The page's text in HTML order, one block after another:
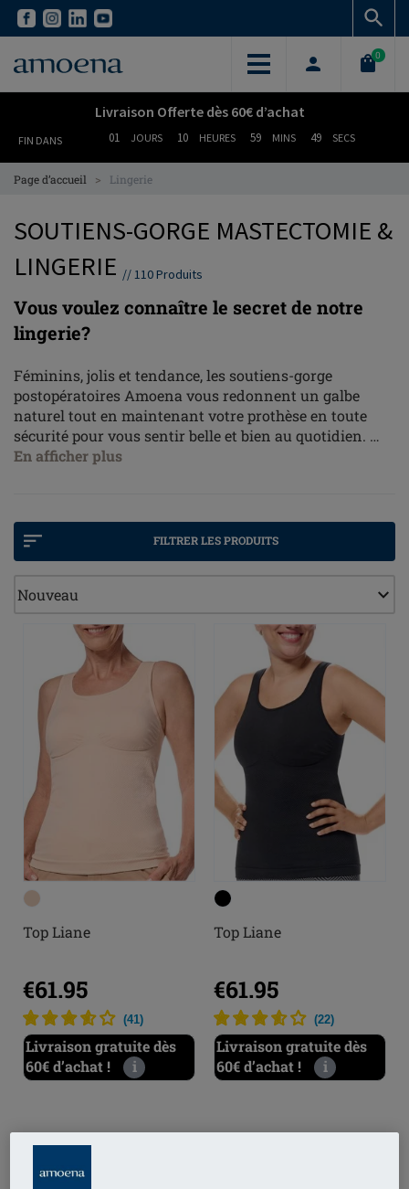
Skip
content
Skip
content
0
Livraison Offerte dès 60€ d’achat
FIN DANS 01 JOURS 10 HEURES 59 MINS 48 SECS
Page d’accueil > Lingerie
SOUTIENS-GORGE MASTECTOMIE &
LINGERIE //110Produits
Vous voulez connaître le secret de notre
lingerie?
Féminins, jolis et tendance, les soutiens-gorge
postopératoires Amoena vous redonnent un galbe
naturel tout en maintenant votre prothèse en toute
sécurité pour vous sentir belle et bien au quotidien.
Associant le style sophistiqué de la lingerie fine à une
En afficher plus
FILTRER LES PRODUITS
Top Liane
€61.95
(41)
Livraison gratuite dès
60€ d’achat !
i
Top Liane
€61.95
(22)
Livraison gratuite dès
60€ d’achat !
i